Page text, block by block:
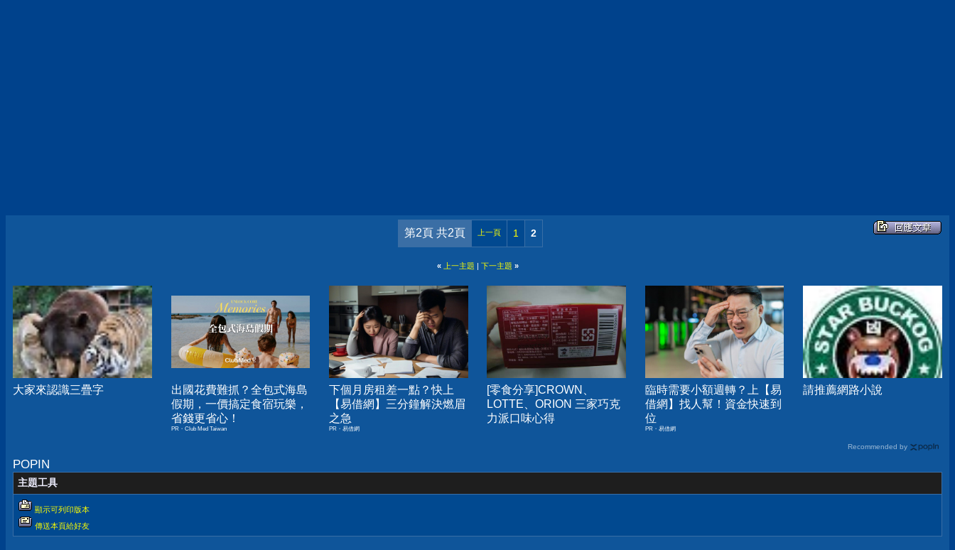
第2頁 共2頁 上一頁 1 2
« 上一主題 | 下一主題 »
大家來認識三疊字
出國花費難抓？全包式海島
假期，一價搞定食宿玩樂，
省錢更省心！
PR・Club Med Taiwan
下個月房租差一點？快上
【易借網】三分鐘解決燃眉
之急
PR・易借網
[零食分享]CROWN、
LOTTE、ORION 三家巧克
力派口味心得
臨時需要小額週轉？上【易
借網】找人幫！資金快速到
位
PR・易借網
請推薦網路小說
Recommended by
POPIN
主題工具
顯示可列印版本
傳送本頁給好友